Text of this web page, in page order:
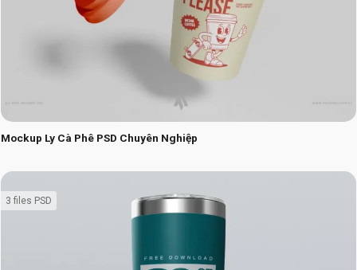
Mockup Ly Cà Phê PSD Chuyên Nghiệp
3 files PSD